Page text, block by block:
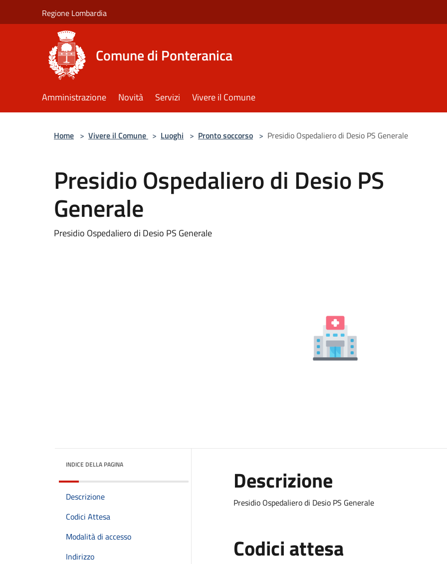
Regione Lombardia
Comune di Ponteranica
Amministrazione Novità Servizi Vivere il Comune
Home > Vivere il Comune > Luoghi > Pronto soccorso > Presidio Ospedaliero di Desio PS Generale
Presidio Ospedaliero di Desio PS
Generale
Presidio Ospedaliero di Desio PS Generale
INDICE DELLA PAGINA
Descrizione
Codici Attesa
Modalità di accesso
Indirizzo
Descrizione
Presidio Ospedaliero di Desio PS Generale
Codici attesa